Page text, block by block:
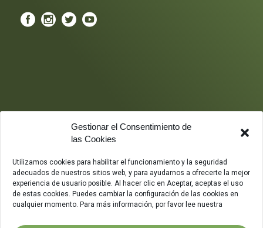
Gestionar el Consentimiento de
las Cookies
Utilizamos cookies para habilitar el funcionamiento y la seguridad
adecuados de nuestros sitios web, y para ayudarnos a ofrecerte la mejor
experiencia de usuario posible. Al hacer clic en Aceptar, aceptas el uso
de estas cookies. Puedes cambiar la configuración de las cookies en
cualquier momento. Para más información, por favor lee nuestra